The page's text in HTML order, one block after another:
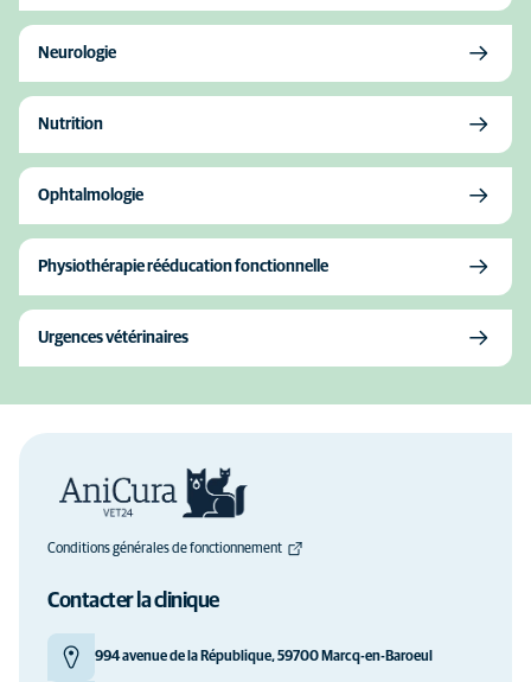
Neurologie
Nutrition
Ophtalmologie
Physiothérapie rééducation fonctionnelle
Urgences vétérinaires
Conditions générales de fonctionnement
Contacter la clinique
994 avenue de la République, 59700 Marcq-en-Baroeul